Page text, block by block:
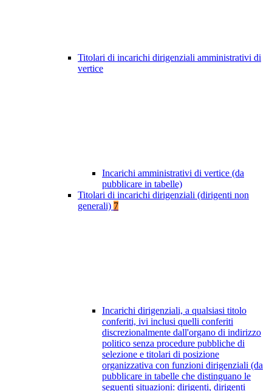
Titolari di incarichi dirigenziali amministrativi di
vertice
Incarichi amministrativi di vertice (da
pubblicare in tabelle)
Titolari di incarichi dirigenziali (dirigenti non
generali) 7
Incarichi dirigenziali, a qualsiasi titolo
conferiti, ivi inclusi quelli conferiti
discrezionalmente dall'organo di indirizzo
politico senza procedure pubbliche di
selezione e titolari di posizione
organizzativa con funzioni dirigenziali (da
pubblicare in tabelle che distinguano le
seguenti situazioni: dirigenti, dirigenti